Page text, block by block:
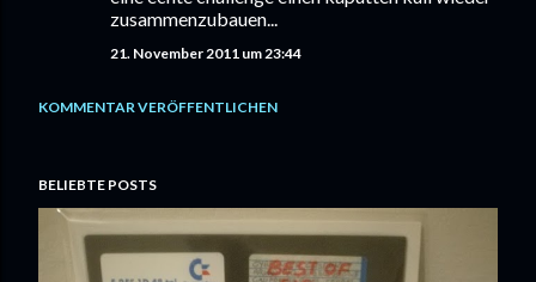
zusammenzubauen...
21. November 2011 um 23:44
KOMMENTAR VERÖFFENTLICHEN
BELIEBTE POSTS